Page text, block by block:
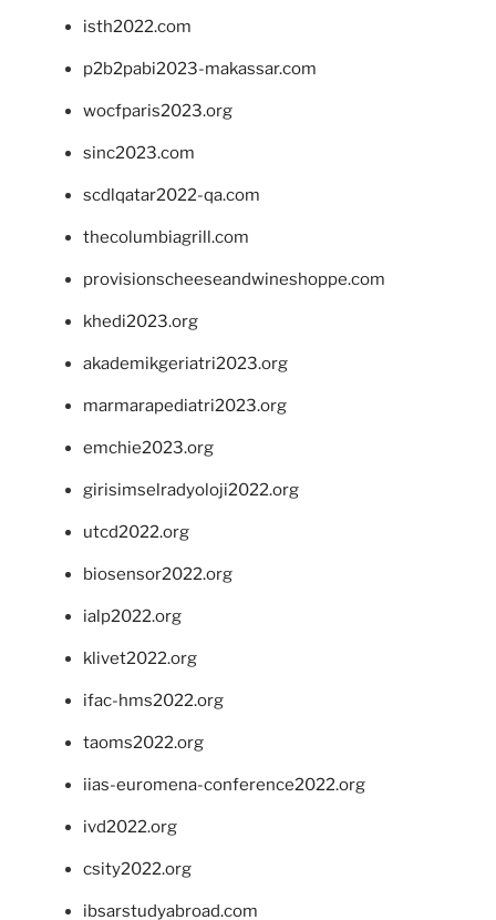
isth2022.com
p2b2pabi2023-makassar.com
wocfparis2023.org
sinc2023.com
scdlqatar2022-qa.com
thecolumbiagrill.com
provisionscheeseandwineshoppe.com
khedi2023.org
akademikgeriatri2023.org
marmarapediatri2023.org
emchie2023.org
girisimselradyoloji2022.org
utcd2022.org
biosensor2022.org
ialp2022.org
klivet2022.org
ifac-hms2022.org
taoms2022.org
iias-euromena-conference2022.org
ivd2022.org
csity2022.org
ibsarstudyabroad.com